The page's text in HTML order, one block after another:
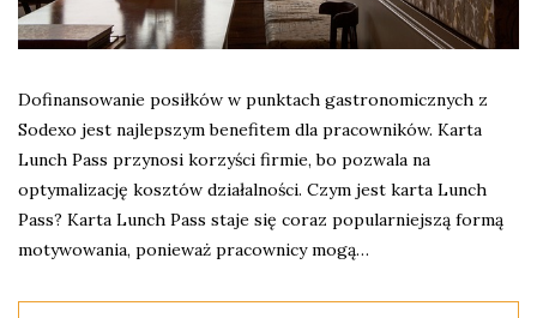
Dofinansowanie posiłków w punktach gastronomicznych z
Sodexo jest najlepszym benefitem dla pracowników. Karta
Lunch Pass przynosi korzyści firmie, bo pozwala na
optymalizację kosztów działalności. Czym jest karta Lunch
Pass? Karta Lunch Pass staje się coraz popularniejszą formą
motywowania, ponieważ pracownicy mogą…